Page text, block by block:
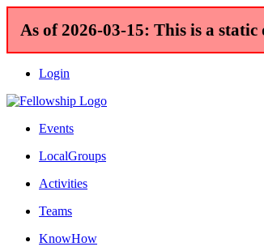
As of 2026-03-15: This is a
Login
Events
LocalGroups
Activities
Teams
KnowHow